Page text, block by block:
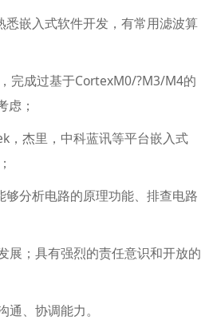
悉嵌入式软件开发，有常用滤波算
完成过基于CortexM0/?M3/M4的
虑；
，杰里，中科蓝讯等平台嵌入式
够分析电路的原理功能、排查电路
展；具有强烈的责任意识和开放的
、协调能力。